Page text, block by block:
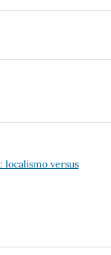
localismo versus